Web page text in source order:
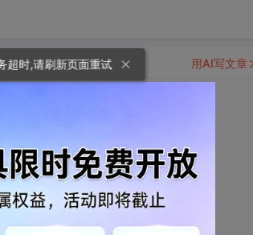
m0_65191343/75529183?
用AI写文章
超时,请刷新页面重试